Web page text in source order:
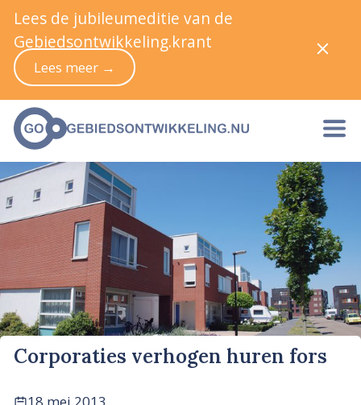
Corporaties verhogen huren fors
Lees de jubileumeditie van de
Gebiedsontwikkeling.krant
Lees meer →